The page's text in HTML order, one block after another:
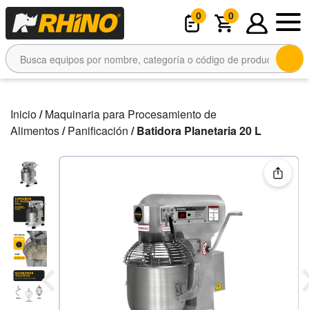
0 0
Inicio/Maquinaria para Procesamiento de
Alimentos/Panificación / Batidora Planetaria 20 L